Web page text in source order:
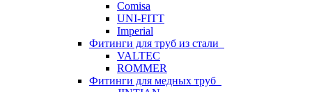
Comisa
UNI-FITT
Imperial
Фитинги для труб из стали
VALTEC
ROMMER
Фитинги для медных труб